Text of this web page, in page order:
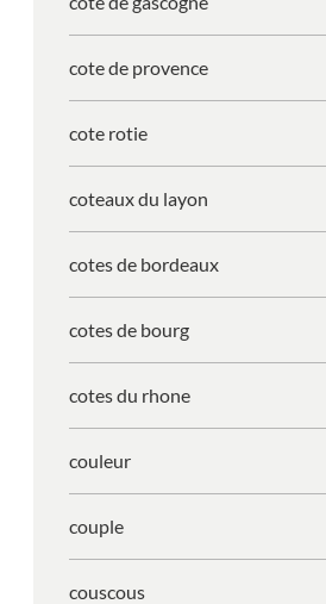
cote de provence
cote rotie
coteaux du layon
cotes de bordeaux
cotes de bourg
cotes du rhone
couleur
couple
couscous